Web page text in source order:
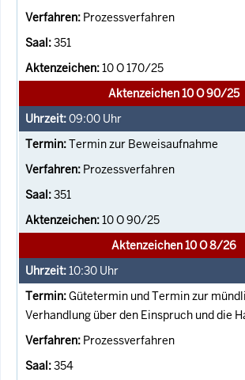
Prozessverfahren
351
10 O 170/25
Aktenzeichen 10 O 90/25
09:00 Uhr
Termin zur Beweisaufnahme
Prozessverfahren
351
10 O 90/25
Aktenzeichen 10 O 8/26
10:30 Uhr
Gütetermin und Termin zur
Verhandlung über den Einspruch und die
Prozessverfahren
354